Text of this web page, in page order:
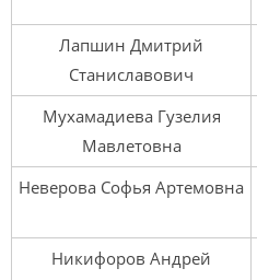
Лапшин Дмитрий
Станиславович
Мухамадиева Гузелия
Мавлетовна
Неверова Софья Артемовна
Никифоров Андрей